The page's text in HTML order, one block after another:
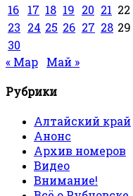
16
17 18 19 20 21 22
23 24 25 26 27 28 29
30
« Мар
Май »
Рубрики
Алтайский край
Анонс
Архив номеров
Видео
Внимание!